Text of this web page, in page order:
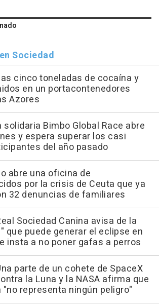
Sociedad
cinco toneladas de cocaína y
en un portacontenedores
Azores
solidaria Bimbo Global Race abre
y espera superar los casi
del año pasado
abre una oficina de
por la crisis de Ceuta que ya
32 denuncias de familiares
Sociedad Canina avisa de la
que puede generar el eclipse en
insta a no poner gafas a perros
parte de un cohete de SpaceX
la Luna y la NASA afirma que
representa ningún peligro"